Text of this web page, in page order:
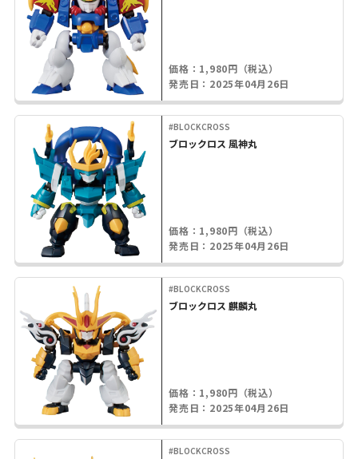
価格：1,980円（税込）
発売日：2025年04月26日
#BLOCKCROSS
ブロックロス 風神丸
価格：1,980円（税込）
発売日：2025年04月26日
#BLOCKCROSS
ブロックロス 麒麟丸
価格：1,980円（税込）
発売日：2025年04月26日
#BLOCKCROSS